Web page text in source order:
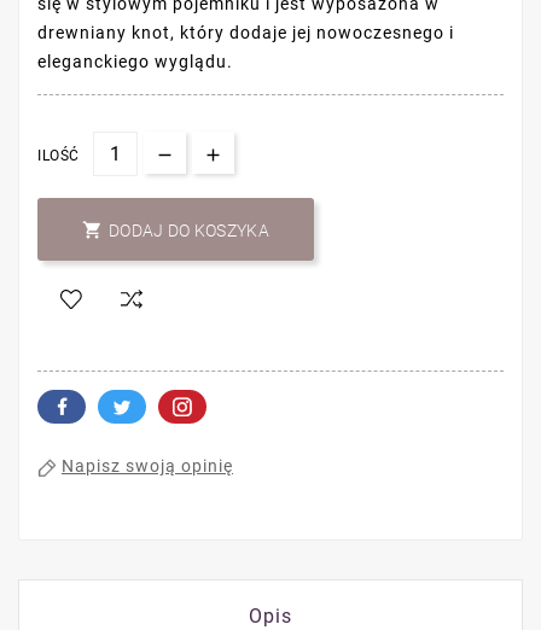
się w stylowym pojemniku i jest wyposażona w
drewniany knot, który dodaje jej nowoczesnego i
eleganckiego wyglądu.
ILOŚĆ
 DODAJ DO KOSZYKA
Napisz swoją opinię
Opis